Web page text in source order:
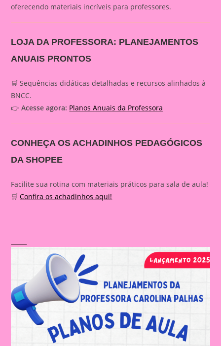
oferecendo materiais incríveis para professores.
LOJA DA PROFESSORA: PLANEJAMENTOS
ANUAIS PRONTOS
🛒 Sequências didáticas detalhadas e recursos alinhados à
BNCC.
👉Acesse agora: Planos Anuais da Professora
CONHEÇA OS ACHADINHOS PEDAGÓGICOS
DA SHOPEE
Facilite sua rotina com materiais práticos para sala de aula!
🛒Confira os achadinhos aqui!